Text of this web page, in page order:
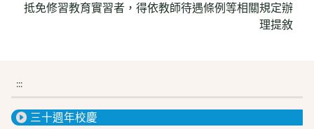
抵免修習教育實習者，得依教師待遇條例等相關規定辦
理提敘
:::
三十週年校慶